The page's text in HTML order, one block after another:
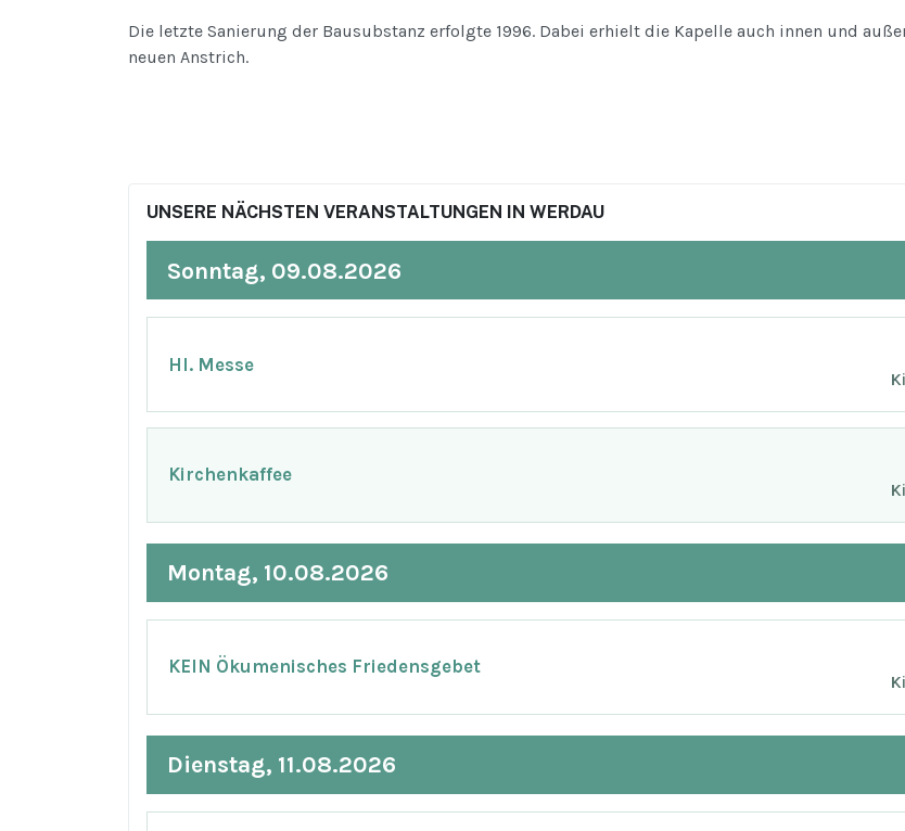
Die letzte Sanierung der Bausubstanz erfolgte 1996. Dabei erhielt die Kapelle auch innen und
neuen Anstrich.
UNSERE NÄCHSTEN VERANSTALTUNGEN IN WERDAU
Sonntag, 09.08.2026
Hl. Messe
Kirchenkaffee
Montag, 10.08.2026
KEIN Ökumenisches Friedensgebet
Dienstag, 11.08.2026